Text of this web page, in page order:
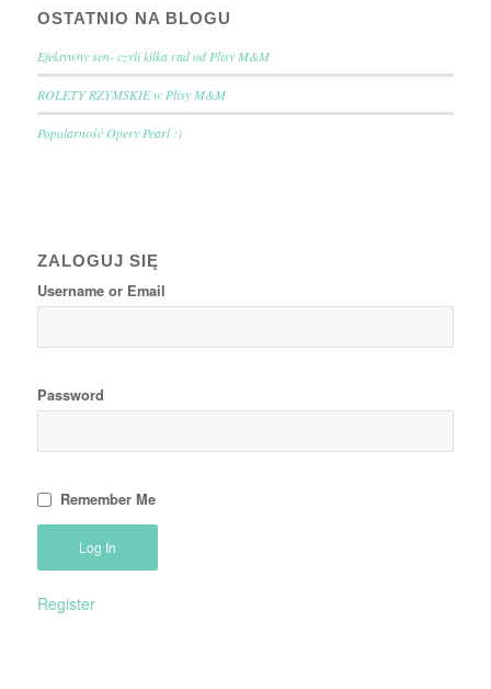
OSTATNIO NA BLOGU
Efektywny sen- czyli kilka rad od Plisy M&M
ROLETY RZYMSKIE w Plisy M&M
Popularność Opery Pearl :)
ZALOGUJ SIĘ
Username or Email
Password
Remember Me
Register